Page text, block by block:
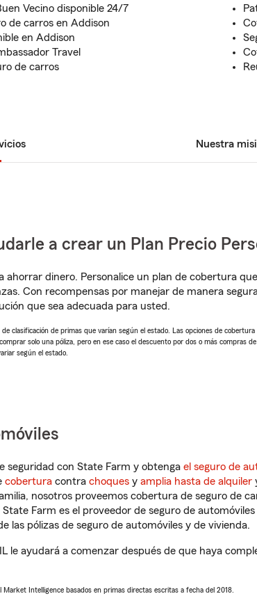
Vecino disponible 24/7
de carros en Addison
en Addison
Travel
de carros
Nuestra
a crear un Plan Precio
ahorrar dinero. Personalice un plan de cobertura
Con recompensas por manejar de manera
que sea adecuada para usted.
clasificación de primas que varían según el estado. Las opciones de
solo una póliza, pero en ese caso el descuento por dos o más compras
según el estado.
seguridad con State Farm y obtenga el seguro de
cobertura contra choques y amplia hasta de alquiler
nosotros proveemos cobertura de seguro de
Farm es el proveedor de seguro de
las pólizas de seguro de automóviles y de vivienda.
le ayudará a comenzar después de que haya
Market Intelligence basados en primas directas escritas a fecha del 2018.